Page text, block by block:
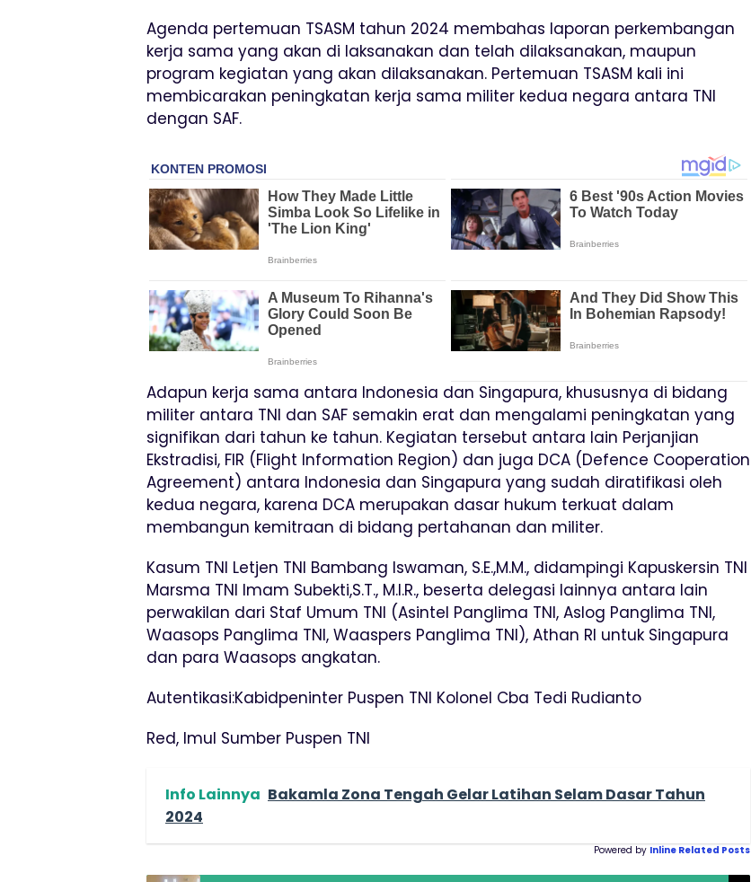
Agenda pertemuan TSASM tahun 2024 membahas laporan perkembangan
kerja sama yang akan di laksanakan dan telah dilaksanakan, maupun
program kegiatan yang akan dilaksanakan. Pertemuan TSASM kali ini
membicarakan peningkatan kerja sama militer kedua negara antara TNI
dengan SAF.
Adapun kerja sama antara Indonesia dan Singapura, khususnya di bidang
militer antara TNI dan SAF semakin erat dan mengalami peningkatan yang
signifikan dari tahun ke tahun. Kegiatan tersebut antara lain Perjanjian
Ekstradisi, FIR (Flight Information Region) dan juga DCA (Defence Cooperation
Agreement) antara Indonesia dan Singapura yang sudah diratifikasi oleh
kedua negara, karena DCA merupakan dasar hukum terkuat dalam
membangun kemitraan di bidang pertahanan dan militer.
Kasum TNI Letjen TNI Bambang Iswaman, S.E.,M.M., didampingi Kapuskersin TNI
Marsma TNI Imam Subekti,S.T., M.I.R., beserta delegasi lainnya antara lain
perwakilan dari Staf Umum TNI (Asintel Panglima TNI, Aslog Panglima TNI,
Waasops Panglima TNI, Waaspers Panglima TNI), Athan RI untuk Singapura
dan para Waasops angkatan.
Autentikasi:Kabidpeninter Puspen TNI Kolonel Cba Tedi Rudianto
Red, Imul Sumber Puspen TNI
Info Lainnya Bakamla Zona Tengah Gelar Latihan Selam Dasar Tahun
2024
Powered by Inline Related Posts